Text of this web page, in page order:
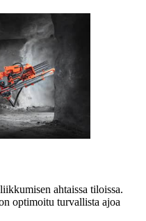
ahtaissa tiloissa.
optimoitu turvallista ajoa